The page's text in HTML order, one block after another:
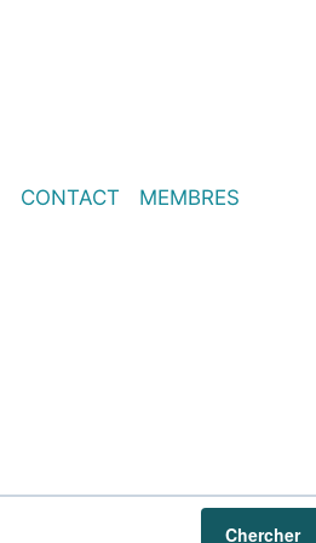
CONTACT MEMBRES
Chercher